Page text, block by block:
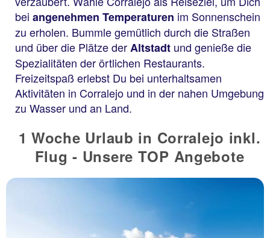
bei angenehmen Temperaturen im Sonnenschein
zu erholen. Bummle gemütlich durch die Straßen
und über die Plätze derAltstadt und genieße die
Spezialitäten der örtlichen Restaurants.
Freizeitspaß erlebst Du bei unterhaltsamen
Aktivitäten in Corralejo und in der nahen Umgebung
zu Wasser und an Land.
1 Woche Urlaub in Corralejo inkl.
Flug - Unsere TOP Angebote